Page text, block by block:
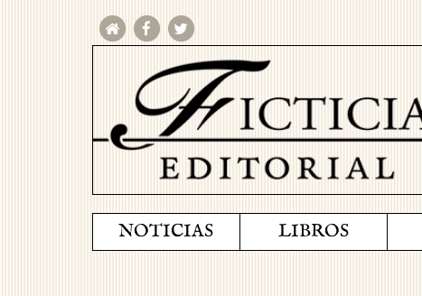
NOTICIAS LIBROS